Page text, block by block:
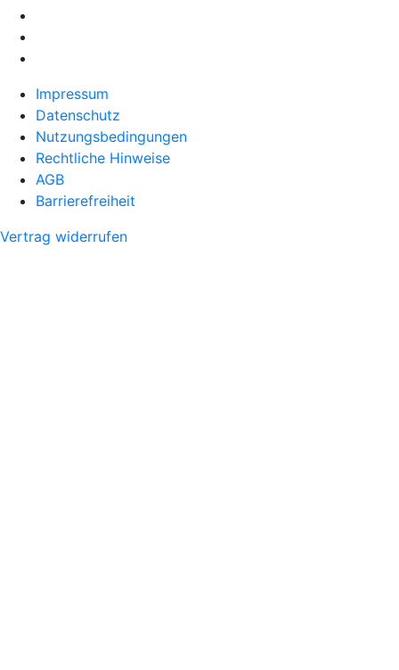
Impressum
Datenschutz
Nutzungsbedingungen
Rechtliche Hinweise
AGB
Barrierefreiheit
Vertrag widerrufen